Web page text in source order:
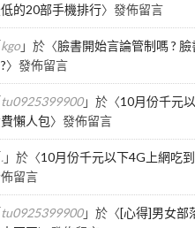
的20部手機排行〉發佈留言
kgo」於〈臉書開始言論管制嗎 ?
〉發佈留言
tu0925399900」於〈10月份千元
懶人包〉發佈留言
.」於〈10月份千元以下4G上網吃
留言
tu0925399900」於〈[心得]男女部